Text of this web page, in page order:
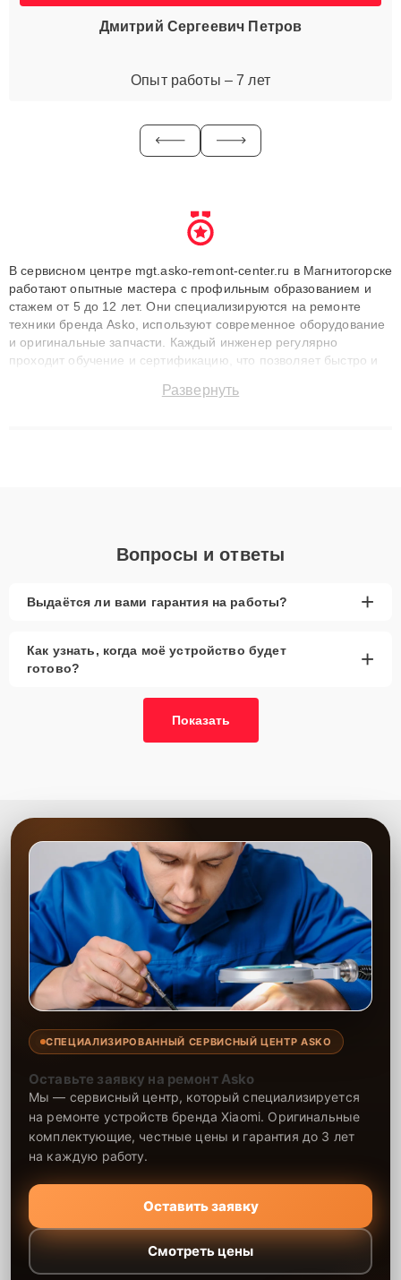
Дмитрий Сергеевич Петров
Опыт работы – 7 лет
В сервисном центре mgt.asko-remont-center.ru в Магнитогорске
работают опытные мастера с профильным образованием и
стажем от 5 до 12 лет. Они специализируются на ремонте
техники бренда Asko, используют современное оборудование
и оригинальные запчасти. Каждый инженер регулярно
проходит обучение и сертификацию, что позволяет быстро и
сохранением гарантии до 3 лет. Наши мастера решают
Развернуть
Вопросы и ответы
Выдаётся ли вами гарантия на работы? +
Как узнать, когда моё устройство будет
готово?
+
Показать
СПЕЦИАЛИЗИРОВАННЫЙ СЕРВИСНЫЙ ЦЕНТР ASKO
Оставьте заявку на ремонт Asko
Мы — сервисный центр, который специализируется
на ремонте устройств бренда Xiaomi. Оригинальные
комплектующие, честные цены и гарантия до 3 лет
на каждую работу.
Оставить заявку
Смотреть цены